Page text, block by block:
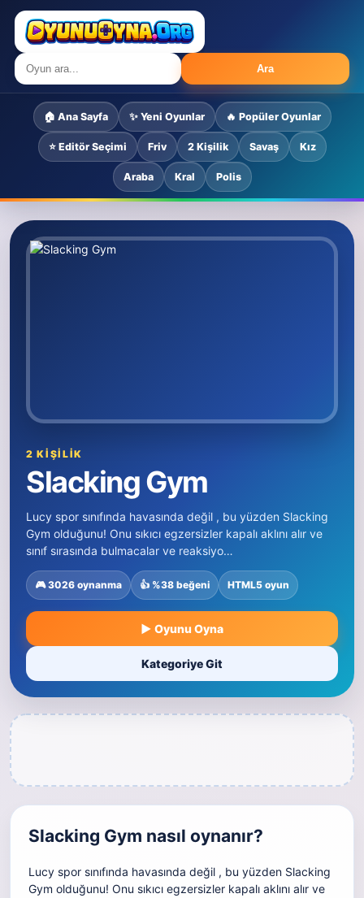
Ara
🏠 Ana Sayfa ✨ Yeni Oyunlar 🔥 Popüler Oyunlar
⭐ Editör Seçimi Friv 2 Kişilik Savaş Kız
Araba Kral Polis
2 KIŞILIK
Slacking Gym
Lucy spor sınıfında havasında değil , bu yüzden Slacking
Gym olduğunu! Onu sıkıcı egzersizler kapalı aklını alır ve
sınıf sırasında bulmacalar ve reaksiyo…
🎮 3026 oynanma 👍 %38 beğeni HTML5 oyun
▶ Oyunu Oyna
Kategoriye Git
Slacking Gym nasıl oynanır?
Lucy spor sınıfında havasında değil , bu yüzden Slacking
Gym olduğunu! Onu sıkıcı egzersizler kapalı aklını alır ve